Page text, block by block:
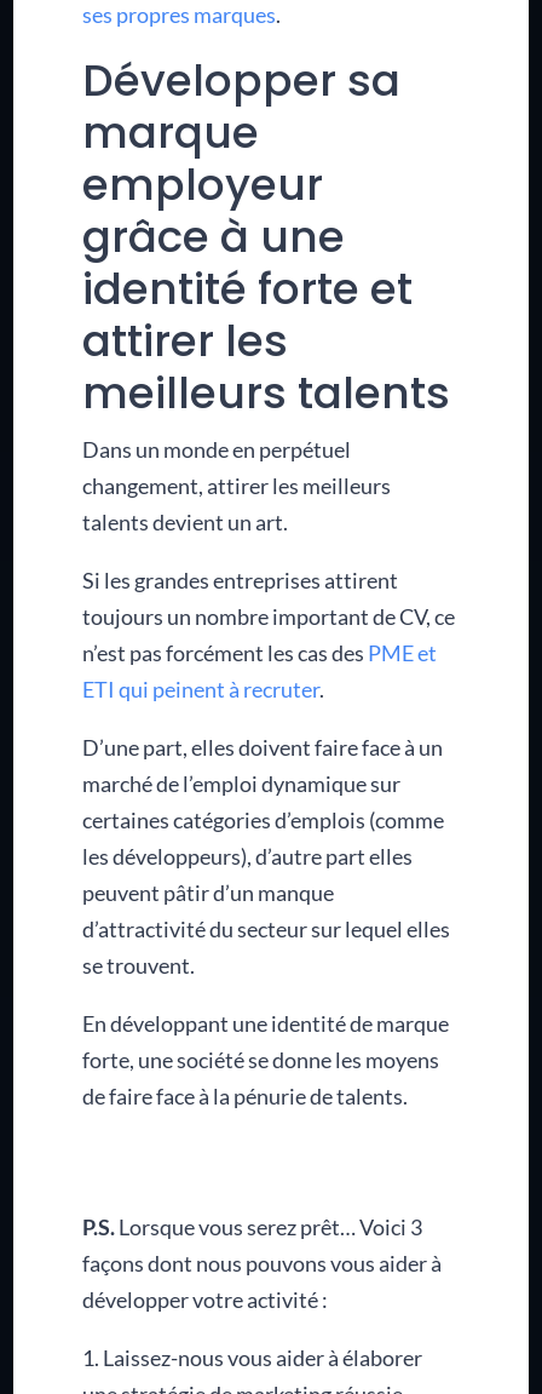
ses propres marques.
Développer sa
marque
employeur
grâce à une
identité forte et
attirer les
meilleurs talents
Dans un monde en perpétuel
changement, attirer les meilleurs
talents devient un art.
Si les grandes entreprises attirent
toujours un nombre important de CV, ce
n’est pas forcément les cas des PME et
ETI qui peinent à recruter.
D’une part, elles doivent faire face à un
marché de l’emploi dynamique sur
certaines catégories d’emplois (comme
les développeurs), d’autre part elles
peuvent pâtir d’un manque
d’attractivité du secteur sur lequel elles
se trouvent.
En développant une identité de marque
forte, une société se donne les moyens
de faire face à la pénurie de talents.
P.S.Lorsque vous serez prêt… Voici 3
façons dont nous pouvons vous aider à
développer votre activité :
1. Laissez-nous vous aider à élaborer